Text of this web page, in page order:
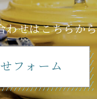
わせはこちらか
フォーム